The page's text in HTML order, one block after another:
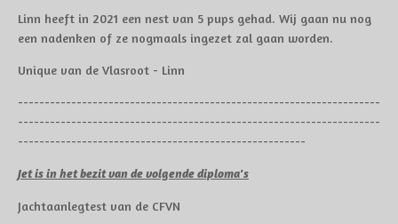
Linn heeft in 2021 een nest van 5 pups gehad. Wij gaan nu nog
een nadenken of ze nogmaals ingezet zal gaan worden.
Unique van de Vlasroot - Linn
--------------------------------------------------------------------
--------------------------------------------------------------------
------------------------------------------------------
Jet is in het bezit van de volgende diploma's
Jachtaanlegtest van de CFVN